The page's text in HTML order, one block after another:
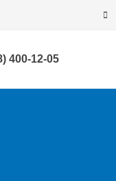
400-12-05